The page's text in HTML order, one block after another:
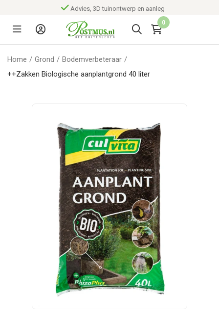
Advies, 3D tuinontwerp en aanleg
0
Home / Grond / Bodemverbeteraar /
++Zakken Biologische aanplantgrond 40 liter